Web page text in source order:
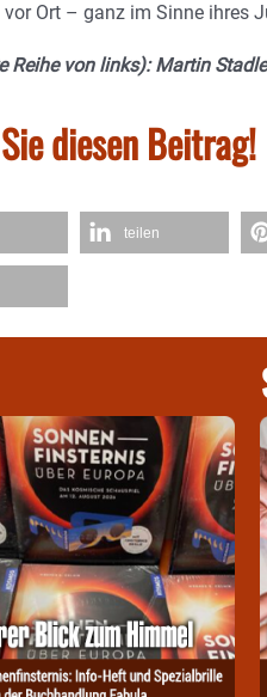
vor Ort – ganz im Sinne ihres
Reihe von links): Martin
diesen Beitrag!
teilen